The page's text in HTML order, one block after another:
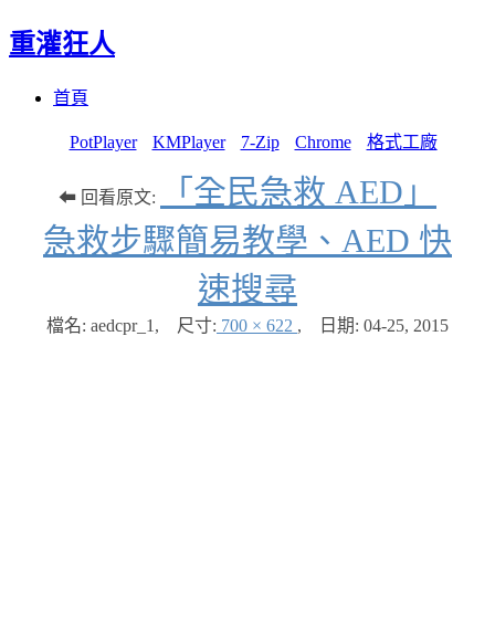
重灌狂人
首頁
PotPlayer KMPlayer 7-Zip Chrome 格式工廠
⬅ 回看原文:
「全民急救 AED」
急救步驟簡易教學、AED 快
速搜尋
檔名: aedcpr_1 , 尺寸: 700 × 622 , 日期: 04-25, 2015